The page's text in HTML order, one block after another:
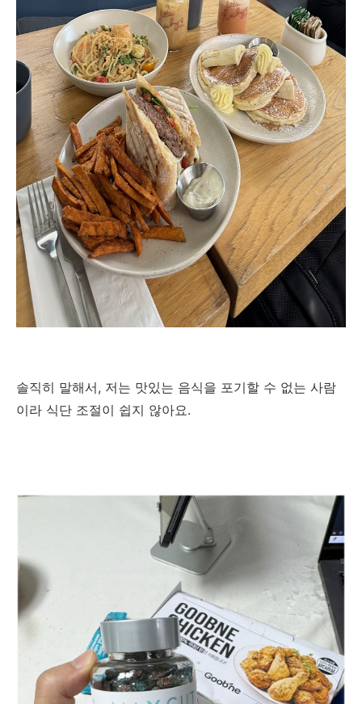
솔직히 말해서, 저는 맛있는 음식을 포기할 수 없는 사람
이라 식단 조절이 쉽지 않아요.